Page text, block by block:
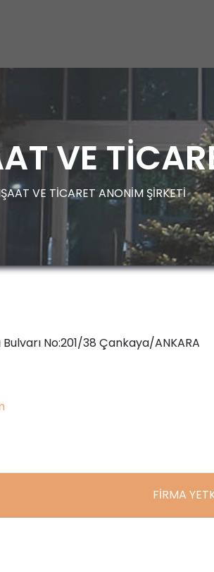
VE
VE TİCARET ANONİM ŞİRKETİ
No:201/38 Çankaya/ANKARA
FİRMA